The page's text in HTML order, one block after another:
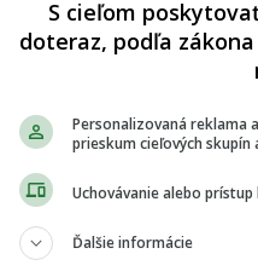
Zámkami a
je obnovená na
republiky
S cieľom
doteraz, podľa
Personalizovaná reklama
prieskum cieľových skupín
Uchovávanie alebo
Ďalšie informácie